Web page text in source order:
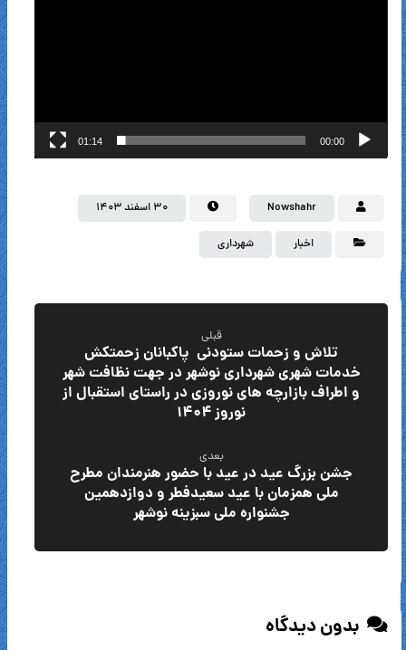
00:00
01:14
Nowshahr ۳۰ اسفند ۱۴۰۳
اخبار شهرداری
قبلی
تلاش و زحمات ستودنی پاکبانان زحمتکش
خدمات شهری شهرداری نوشهر در جهت نظافت شهر
و اطراف بازارچه های نوروزی در راستای استقبال از
نوروز ۱۴۰۴
بعدی
جشن بزرگ عید در عید با حضور هنرمندان مطرح
ملی همزمان با عید سعیدفطر و دوازدهمین
جشنواره ملی سبزینه نوشهر
بدون دیدگاه